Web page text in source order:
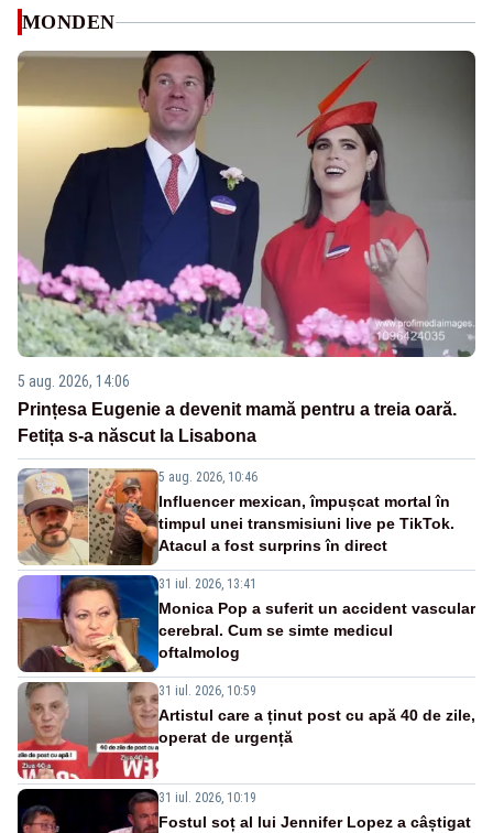
MONDEN
5 aug. 2026, 14:06
Prințesa Eugenie a devenit mamă pentru a treia oară.
Fetița s-a născut la Lisabona
5 aug. 2026, 10:46
Influencer mexican, împușcat mortal în
timpul unei transmisiuni live pe TikTok.
Atacul a fost surprins în direct
31 iul. 2026, 13:41
Monica Pop a suferit un accident vascular
cerebral. Cum se simte medicul
oftalmolog
31 iul. 2026, 10:59
Artistul care a ținut post cu apă 40 de zile,
operat de urgență
31 iul. 2026, 10:19
Fostul soț al lui Jennifer Lopez a câștigat